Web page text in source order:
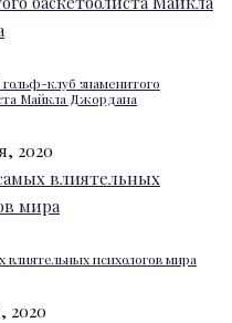
клуб знаменитого
Майкла Джордана
2020
влиятельных психологов мира
2020